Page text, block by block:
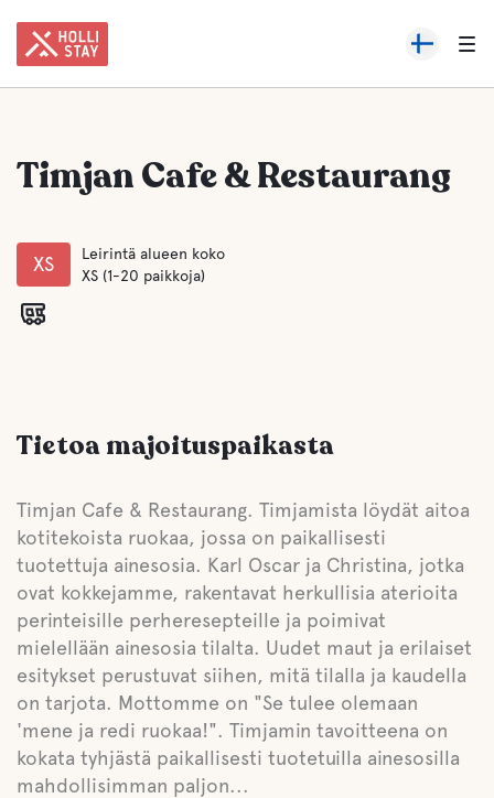
Timjan Cafe & Restaurang
XS
Leirintä alueen koko
XS (1-20 paikkoja)
Tietoa majoituspaikasta
Timjan Cafe & Restaurang. Timjamista löydät aitoa
kotitekoista ruokaa, jossa on paikallisesti
tuotettuja ainesosia. Karl Oscar ja Christina, jotka
ovat kokkejamme, rakentavat herkullisia aterioita
perinteisille perheresepteille ja poimivat
mielellään ainesosia tilalta. Uudet maut ja erilaiset
esitykset perustuvat siihen, mitä tilalla ja kaudella
on tarjota. Mottomme on "Se tulee olemaan
'mene ja redi ruokaa!". Timjamin tavoitteena on
kokata tyhjästä paikallisesti tuotetuilla ainesosilla
mahdollisimman paljon...